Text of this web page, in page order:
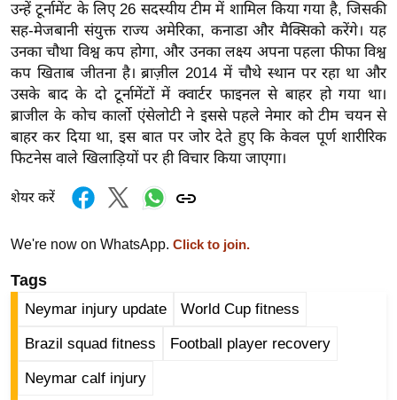
र्ल्ड
न्यू
ज
ब्री
फ
म
नो
ग
त
ली
वु
उन्हें टूर्नामेंट के लिए 26 सदस्यीय टीम में शामिल किया गया है, जिसकी
सह-मेजबानी संयुक्त राज्य अमेरिका, कनाडा और मैक्सिको करेंगे। यह
उनका चौथा विश्व कप होगा, और उनका लक्ष्य अपना पहला फीफा विश्व
कप खिताब जीतना है। ब्राज़ील 2014 में चौथे स्थान पर रहा था और
उसके बाद के दो टूर्नामेंटों में क्वार्टर फाइनल से बाहर हो गया था।
ब्राजील के कोच कार्लो एंसेलोटी ने इससे पहले नेमार को टीम चयन से
बाहर कर दिया था, इस बात पर जोर देते हुए कि केवल पूर्ण शारीरिक
फिटनेस वाले खिलाड़ियों पर ही विचार किया जाएगा।
शेयर करें
We're now on WhatsApp. Click to join.
Tags
Neymar injury update World Cup fitness
Brazil squad fitness Football player recovery
Neymar calf injury